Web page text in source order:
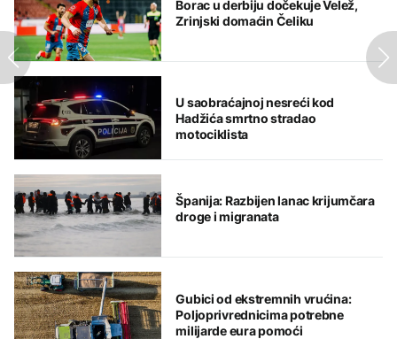
Borac u derbiju dočekuje Velež,
Zrinjski domaćin Čeliku
U saobraćajnoj nesreći kod
Hadžića smrtno stradao
motociklista
Španija: Razbijen lanac krijumčara
droge i migranata
Gubici od ekstremnih vrućina:
Poljoprivrednicima potrebne
milijarde eura pomoći